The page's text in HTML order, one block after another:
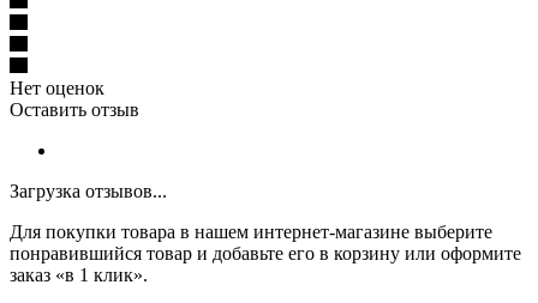
Нет оценок
Оставить отзыв
Загрузка отзывов...
Для покупки товара в нашем интернет-магазине выберите
понравившийся товар и добавьте его в корзину или оформите
заказ «в 1 клик».